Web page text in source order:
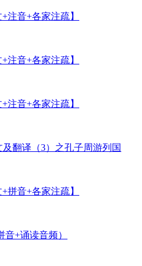
注音+各家注疏】
注音+各家注疏】
注音+各家注疏】
及翻译（3）之孔子周游列国
拼音+各家注疏】
+诵读音频）